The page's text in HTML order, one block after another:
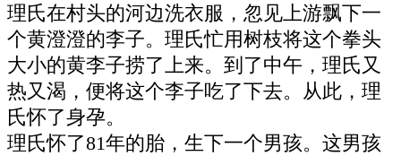
理氏在村头的河边洗衣服，忽见上游飘下一
个黄澄澄的李子。理氏忙用树枝将这个拳头
大小的黄李子捞了上来。到了中午，理氏又
热又渴，便将这个李子吃了下去。从此，理
氏怀了身孕。
理氏怀了81年的胎，生下一个男孩。这男孩